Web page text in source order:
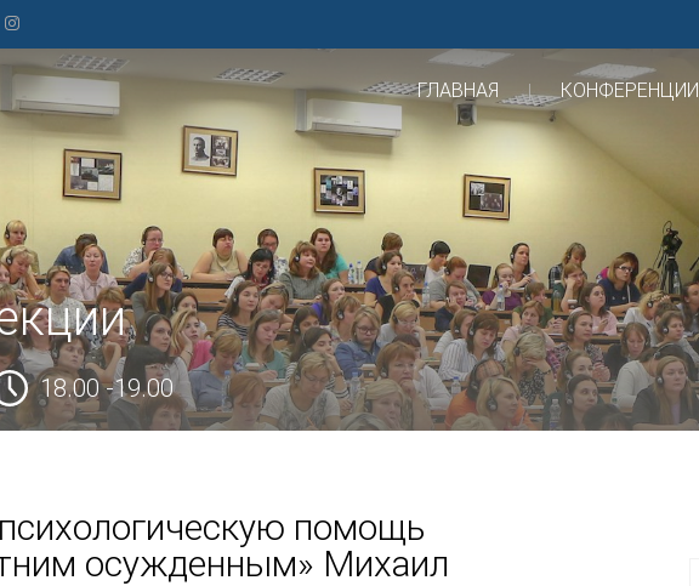
ГЛАВНАЯ КОНФЕРЕНЦИИ
18.00 -19.00
помощь
осужденным» Михаил